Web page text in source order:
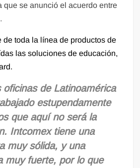
que se anunció el acuerdo entre
de toda la línea de productos de
las soluciones de educación,
oficinas de Latinoamérica
estupendamente
que aquí no será la
Intcomex tiene una
muy sólida, y una
muy fuerte, por lo que